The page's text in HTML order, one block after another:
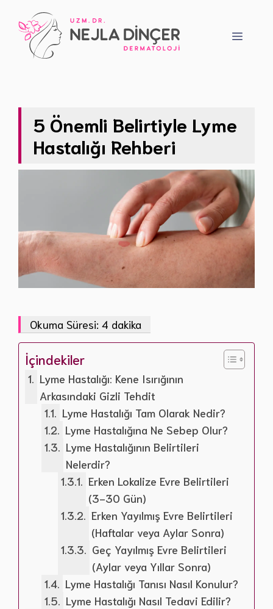
Menü
5 Önemli Belirtiyle Lyme
Hastalığı Rehberi
İçindekiler
Lyme Hastalığı: Kene Isırığının
Arkasındaki Gizli Tehdit
Lyme Hastalığı Tam Olarak Nedir?
Lyme Hastalığına Ne Sebep Olur?
Lyme Hastalığının Belirtileri
Nelerdir?
Erken Lokalize Evre Belirtileri
(3-30 Gün)
Erken Yayılmış Evre Belirtileri
(Haftalar veya Aylar Sonra)
Geç Yayılmış Evre Belirtileri
(Aylar veya Yıllar Sonra)
Lyme Hastalığı Tanısı Nasıl Konulur?
Lyme Hastalığı Nasıl Tedavi Edilir?